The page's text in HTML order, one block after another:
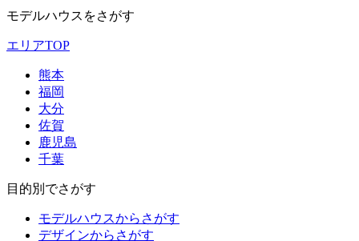
モデルハウスをさがす
エリアTOP
熊本
福岡
大分
佐賀
鹿児島
千葉
目的別でさがす
モデルハウスからさがす
デザインからさがす